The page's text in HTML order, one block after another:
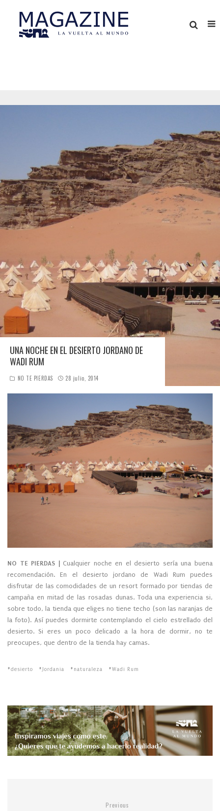
UNA NOCHE EN EL DESIERTO JORDANO DE
WADI RUM
NO TE PIERDAS 28 julio, 2014
NO TE PIERDAS |
Cualquier noche en el desierto sería una buena
recomendación. En el desierto jordano de Wadi Rum puedes
disfrutar de las comodidades de un resort formado por tiendas de
campaña en mitad de las rosadas dunas. Toda una experiencia si,
sobre todo, la tienda que eliges no tiene techo (son las naranjas de
la foto). Así puedes dormirte contemplando el cielo estrellado del
desierto. Si eres un poco delicado a la hora de dormir, no te
preocupes, que dentro de la tienda hay camas.
desierto Jordania naturaleza Wadi Rum
Previous